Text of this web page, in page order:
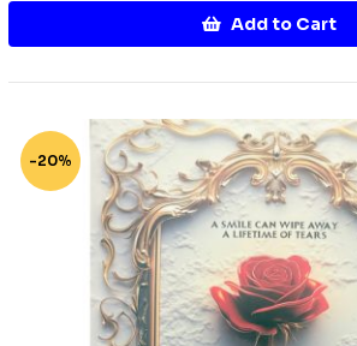
Add to Cart
-20%